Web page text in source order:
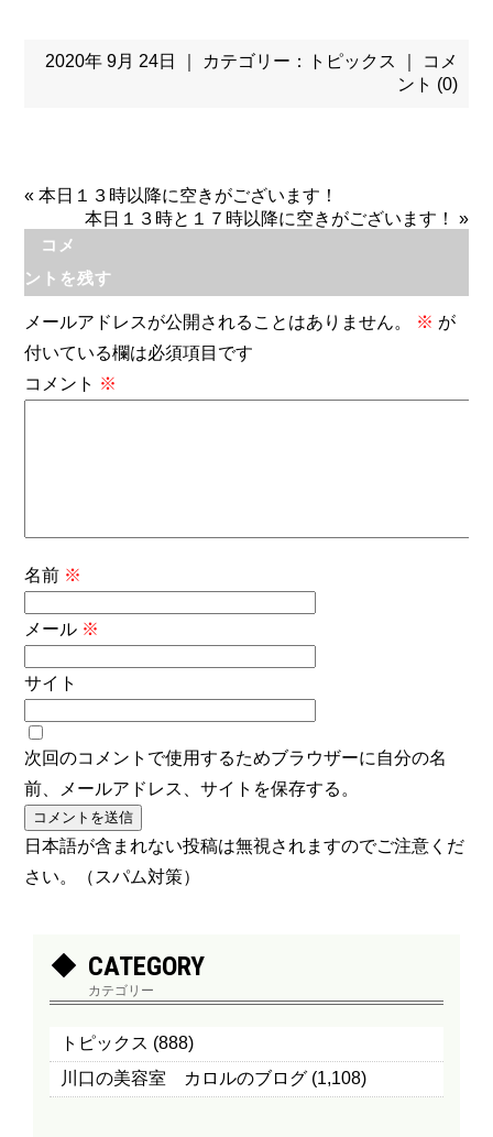
2020年 9月 24日 ｜ カテゴリー： トピックス
コメ
ント (0)
«本日１３時以降に空きがございます！
本日１３時と１７時以降に空きがございます！
»
コメ
ントを残す
メールアドレスが公開されることはありません。 ※ が
付いている欄は必須項目です
コメント ※
名前 ※
メール ※
サイト
次回のコメントで使用するためブラウザーに自分の名
前、メールアドレス、サイトを保存する。
日本語が含まれない投稿は無視されますのでご注意くだ
さい。（スパム対策）
CATEGORY
カテゴリー
トピックス (888)
川口の美容室 カロルのブログ (1,108)